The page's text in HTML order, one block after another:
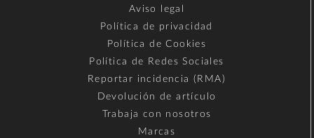
Aviso legal
Política de privacidad
Política de Cookies
Política de Redes Sociales
Reportar incidencia (RMA)
Devolución de artículo
Trabaja con nosotros
Marcas